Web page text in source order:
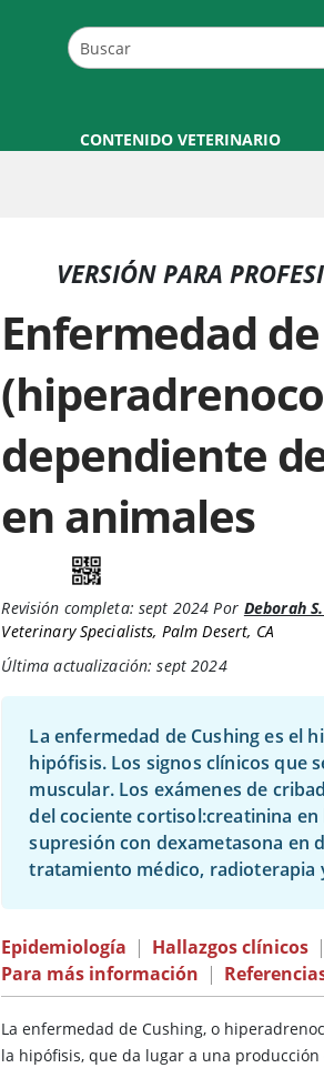
CONTENIDO VETERINARIO
VERSIÓN PARA
Enfermedad
dependiente
en animales
Revisión completa: sept 2024 Por Deborah
Veterinary Specialists, Palm Desert, CA
Última actualización: sept 2024
La enfermedad de Cushing es el
hipófisis. Los signos clínicos que
muscular. Los exámenes de
del cociente cortisol:creatinina
supresión con dexametasona en
tratamiento médico, radioterapia
Epidemiología | Hallazgos clínicos |
Para más información |
La enfermedad de Cushing, o
la hipófisis, que da lugar a una producción